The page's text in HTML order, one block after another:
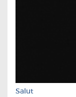
Salut